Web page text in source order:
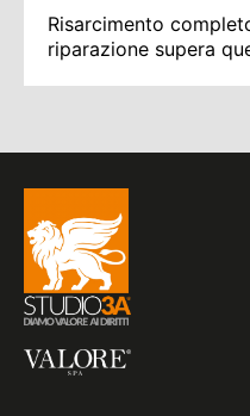
Risarcimento
riparazione supera